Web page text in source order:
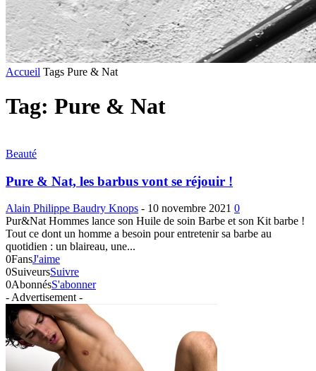
Accueil Tags Pure & Nat
Tag: Pure & Nat
Beauté
Pure & Nat, les barbus vont se réjouir !
Alain Philippe Baudry Knops - 10 novembre 2021 0
Pur&Nat Hommes lance son Huile de soin Barbe et son Kit barbe !
Tout ce dont un homme a besoin pour entretenir sa barbe au
quotidien : un blaireau, une...
0FansJ'aime
0SuiveursSuivre
0AbonnésS'abonner
- Advertisement -